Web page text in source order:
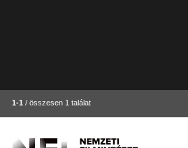
1-1 / összesen 1 találat